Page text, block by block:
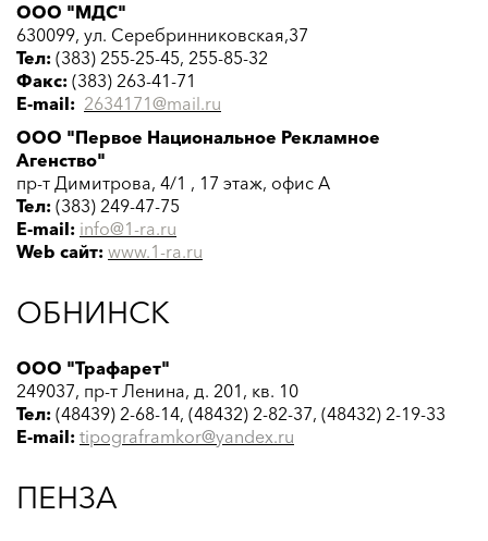
ООО "МДС"
630099, ул. Серебринниковская,37
Тел: (383) 255-25-45, 255-85-32
Факс: (383) 263-41-71
E-mail: 2634171@mail.ru
ООО "Первое Национальное Рекламное
Агенство"
пр-т Димитрова, 4/1 , 17 этаж, офис А
Тел: (383) 249-47-75
E-mail: info@1-ra.ru
Web сайт: www.1-ra.ru
ОБНИНСК
ООО "Трафарет"
249037, пр-т Ленина, д. 201, кв. 10
Тел: (48439) 2-68-14, (48432) 2-82-37, (48432) 2-19-33
E-mail: tipograframkor@yandex.ru
ПЕНЗА